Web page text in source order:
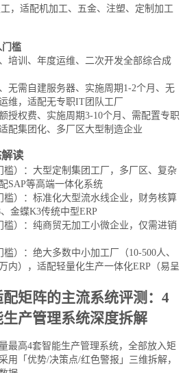
，适配机加工、五金、注塑、定制加工
门槛
培训、年度运维、二次开发全部综合成
无需自建服务器、实施周期1-2个月、无
维，适配无专职IT团队工厂
授权费、实施周期3-10个月、需配置专职
配集团化、多厂区大型制造企业
读
槛）：大型定制集团工厂，多厂区、复杂
SAP等高端一体化系统
槛）：标准化大型流水线企业，财务核算
金蝶K3传统中型ERP
槛）：纯商贸无加工小微企业，仅需进销
）：绝大多数中小加工厂（10-500人、
内），适配轻量化生产一体化ERP（易呈
矩阵的主流系统评测：4
产管理系统深度拆解
最高4套智能生产管理系统，全部放入矩
用「优势/决策点/红色警报」三维拆解，